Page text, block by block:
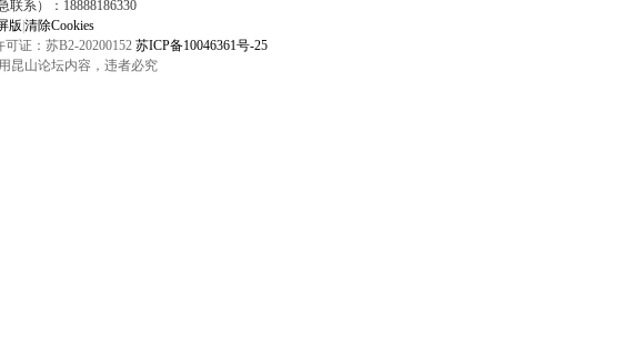
联系）：18888186330
版 清除Cookies
证：苏B2-20200152 苏ICP备10046361号-25
昆山论坛内容，违者必究